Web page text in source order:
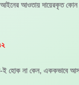
আওতায় দায়েরকৃত কোন
হোক না কেন, এককভাবে